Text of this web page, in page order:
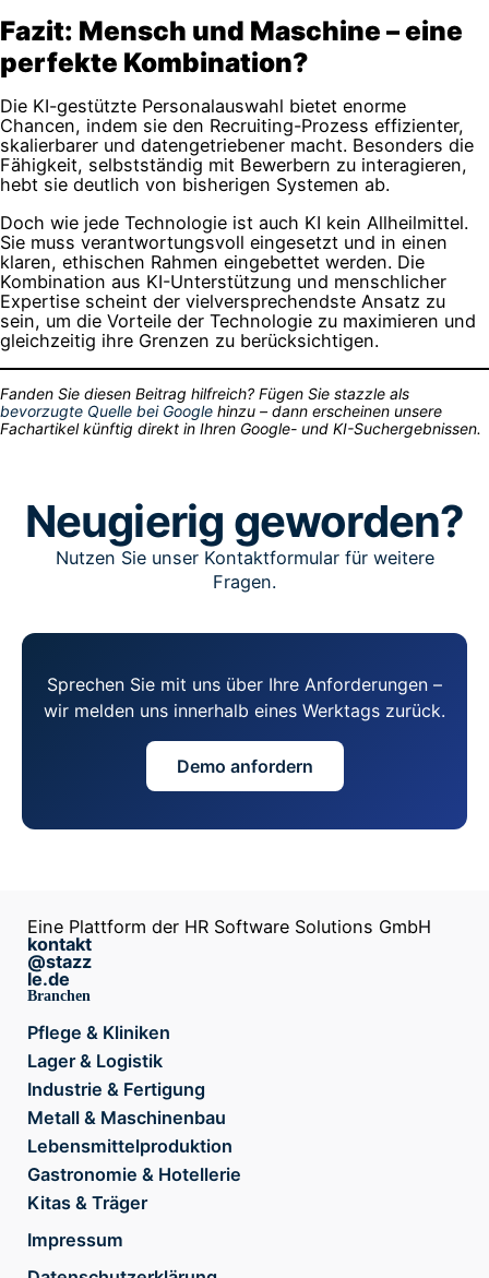
Fazit: Mensch und Maschine – eine
perfekte Kombination?
Die KI-gestützte Personalauswahl bietet enorme
Chancen, indem sie den Recruiting-Prozess effizienter,
skalierbarer und datengetriebener macht. Besonders die
Fähigkeit, selbstständig mit Bewerbern zu interagieren,
hebt sie deutlich von bisherigen Systemen ab.
Doch wie jede Technologie ist auch KI kein Allheilmittel.
Sie muss verantwortungsvoll eingesetzt und in einen
klaren, ethischen Rahmen eingebettet werden. Die
Kombination aus KI-Unterstützung und menschlicher
Expertise scheint der vielversprechendste Ansatz zu
sein, um die Vorteile der Technologie zu maximieren und
gleichzeitig ihre Grenzen zu berücksichtigen.
Fanden Sie diesen Beitrag hilfreich? Fügen Sie stazzle als
bevorzugte Quelle bei Google hinzu – dann erscheinen unsere
Fachartikel künftig direkt in Ihren Google- und KI-Suchergebnissen.
Neugierig geworden?
Nutzen Sie unser Kontaktformular für weitere
Fragen.
Sprechen Sie mit uns über Ihre Anforderungen –
wir melden uns innerhalb eines Werktags zurück.
Demo anfordern
Eine Plattform der HR Software Solutions GmbH
kontakt
@stazz
le.de
Branchen
Pflege & Kliniken
Lager & Logistik
Industrie & Fertigung
Metall & Maschinenbau
Lebensmittelproduktion
Gastronomie & Hotellerie
Kitas & Träger
Impressum